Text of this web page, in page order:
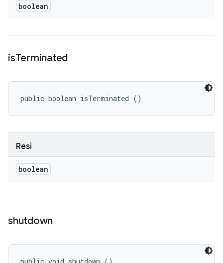
boolean
isTerminated
public boolean isTerminated ()
Resi
boolean
shutdown